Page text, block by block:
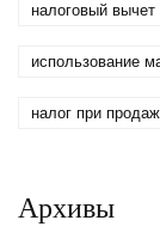
налоговый вычет
использование
налог при
Архивы